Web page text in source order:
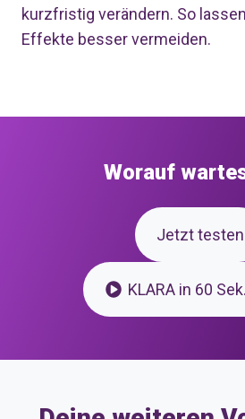
kurzfristig verändern. So
Effekte besser vermeiden.
Worauf
Jetzt testen
KLARA in 60